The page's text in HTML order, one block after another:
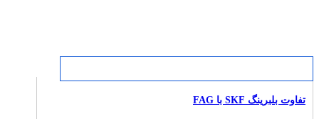
تفاوت بلبرینگ SKF با FAG